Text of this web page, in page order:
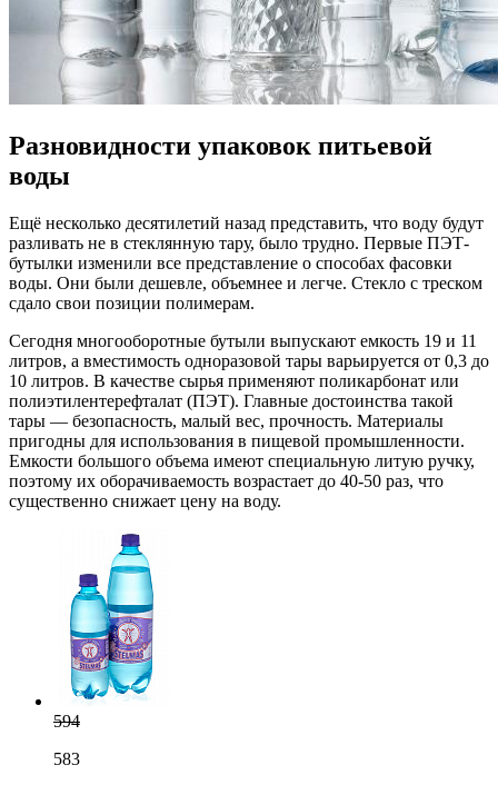
Разновидности упаковок питьевой
воды
Ещё несколько десятилетий назад представить, что воду будут
разливать не в стеклянную тару, было трудно. Первые ПЭТ-
бутылки изменили все представление о способах фасовки
воды. Они были дешевле, объемнее и легче. Стекло с треском
сдало свои позиции полимерам.
Сегодня многооборотные бутыли выпускают емкость 19 и 11
литров, а вместимость одноразовой тары варьируется от 0,3 до
10 литров. В качестве сырья применяют поликарбонат или
полиэтилентерефталат (ПЭТ). Главные достоинства такой
тары — безопасность, малый вес, прочность. Материалы
пригодны для использования в пищевой промышленности.
Емкости большого объема имеют специальную литую ручку,
поэтому их оборачиваемость возрастает до 40-50 раз, что
существенно снижает цену на воду.
594
583